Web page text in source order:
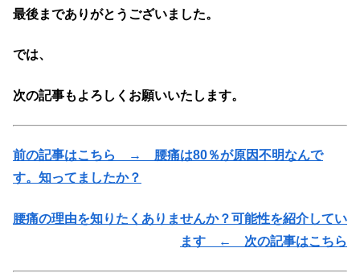
最後までありがとうございました。
では、
次の記事もよろしくお願いいたします。
前の記事はこちら → 腰痛は80％が原因不明なんで
す。知ってましたか？
腰痛の理由を知りたくありませんか？可能性を紹介してい
ます ← 次の記事はこちら